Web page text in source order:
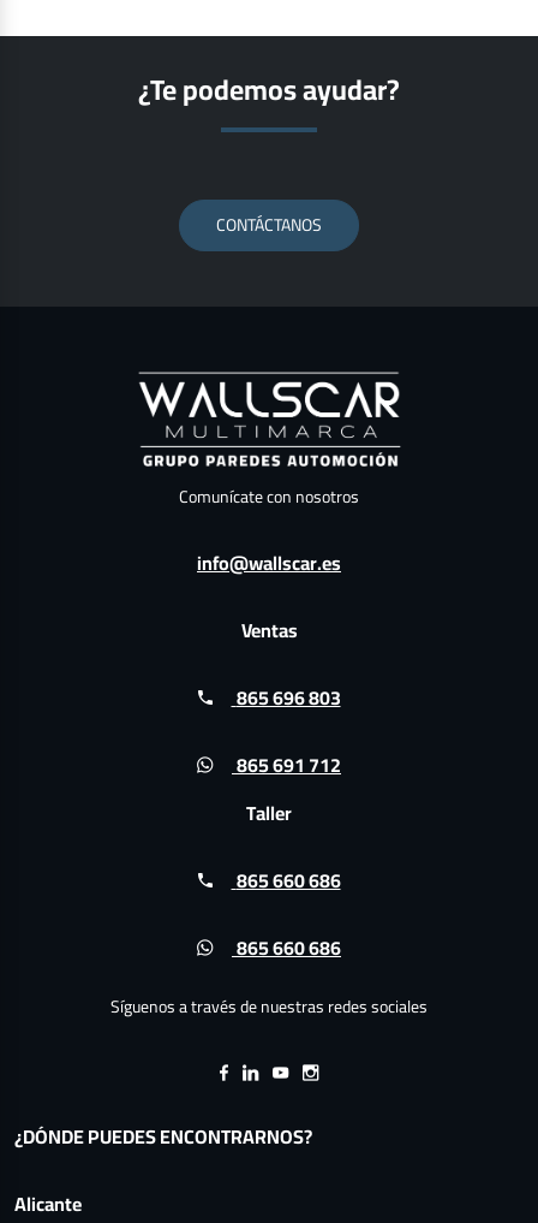
¿Te podemos ayudar?
CONTÁCTANOS
Comunícate con nosotros
info@wallscar.es
Ventas
865 696 803
865 691 712
Taller
865 660 686
865 660 686
Síguenos a través de nuestras redes sociales
¿DÓNDE PUEDES ENCONTRARNOS?
Alicante